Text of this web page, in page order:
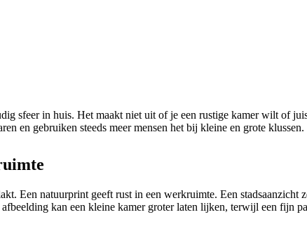
sfeer in huis. Het maakt niet uit of je een rustige kamer wilt of
en gebruiken steeds meer mensen het bij kleine en grote klussen.
Een natuurprint geeft rust in een werkruimte. Een
kan een kleine kamer groter laten lijken, terwijl een fijn